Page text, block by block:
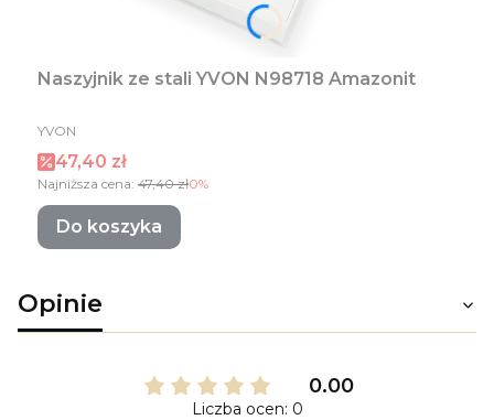
Naszyjnik ze stali YVON N98718 Amazonit
PRODUCENT
YVON
Cena promocyjna
47,40 zł
Najniższa cena: 47,40 zł0%
Do koszyka
Opinie
0.00
Liczba ocen: 0